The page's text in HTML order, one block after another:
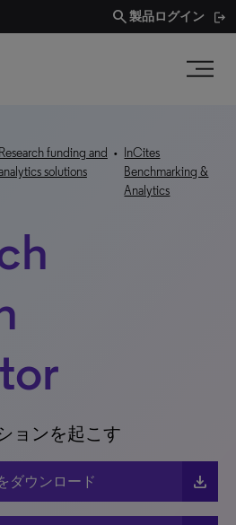
search製品ログイン
Research funding and
solutions
• InCites
Benchmarking &
Analytics
ョンを起こす
ダウンロード file_download